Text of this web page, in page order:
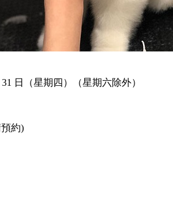
日（星期四）（星期六除外）
預約)